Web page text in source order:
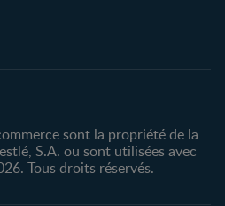
sont la propriété de la
S.A. ou sont utilisées avec
Tous droits réservés.